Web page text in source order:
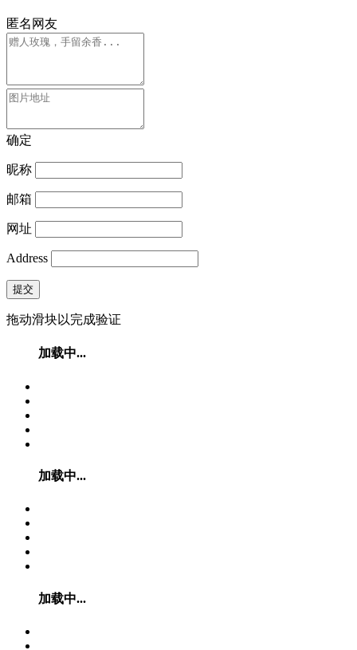
匿名网友
确定
昵称
邮箱
网址
Address
提交
拖动滑块以完成验证
加载中...
加载中...
加载中...